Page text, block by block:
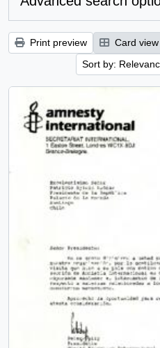
Print preview Card view
Sort by: